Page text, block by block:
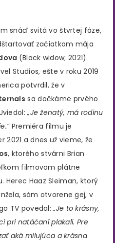
snáď svitá vo štvrtej fáze,
začiatkom mája
(Black widow; 2021).
Studios, ešte v roku 2019
potvrdil, že v
sa dočkáme prvého
„Je ženatý, má rodinu
Premiéra filmu je
a dnes už vieme, že
, ktorého stvárni Brian
filmovom plátne
Herec Haaz Sleiman, ktorý
sám otvorene gej, v
TV povedal:„Je to krásny,
pri natáčaní plakali. Pre
aká milujúca a krásna